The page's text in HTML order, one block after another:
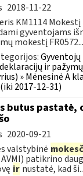
2018-11-22
KM1114
gyventojams
mokestį FR0572...
ir
» Mėnesinė A
2017-12-31)
butus pastatė,
2020-09-21
valstybinė
patikrino
ir nustatė, kad